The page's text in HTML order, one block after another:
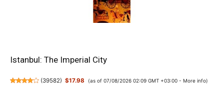
Istanbul: The Imperial City
(39582) $17.98 (as of 07/08/2026 02:09 GMT +03:00 - More info)